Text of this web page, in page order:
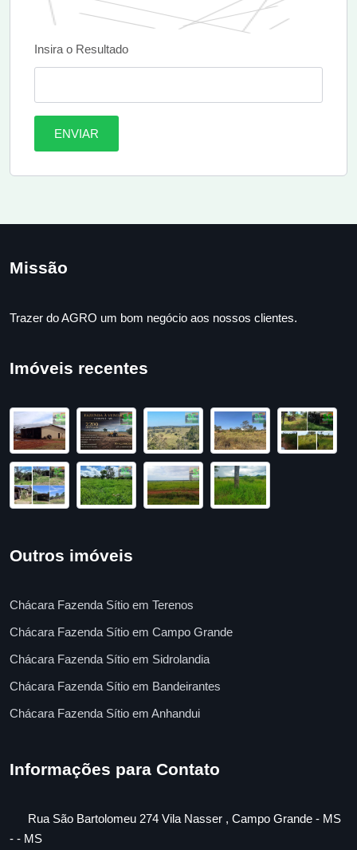
Insira o Resultado
ENVIAR
Missão
Trazer do AGRO um bom negócio aos nossos clientes.
Imóveis recentes
Outros imóveis
Chácara Fazenda Sítio em Terenos
Chácara Fazenda Sítio em Campo Grande
Chácara Fazenda Sítio em Sidrolandia
Chácara Fazenda Sítio em Bandeirantes
Chácara Fazenda Sítio em Anhandui
Informações para Contato
Rua São Bartolomeu 274 Vila Nasser , Campo Grande - MS
- - MS